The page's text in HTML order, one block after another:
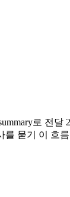
로 전
묻기 이 흐